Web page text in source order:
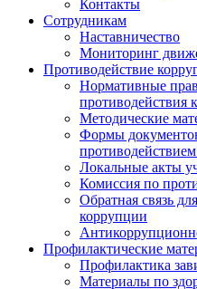
Контакты
Сотрудникам
Наставничество
Мониторинг
Противодействие
Нормативные
противодействия
Методические
Формы
Локальные акты
Комиссия по
Обратная связь
коррупции
Профилактические
Профилактика
Материалы по